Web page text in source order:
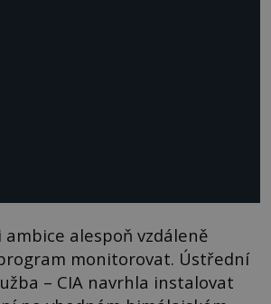
alespoň vzdáleně
monitorovat. Ústřední
– CIA navrhla instalovat